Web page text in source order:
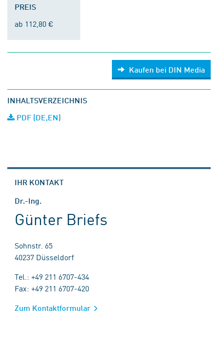
PREIS
ab 112,80 €
Kaufen bei DIN Media
INHALTSVERZEICHNIS
PDF (DE,EN)
IHR KONTAKT
Dr.-Ing.
Günter Briefs
Sohnstr. 65
40237 Düsseldorf
Tel.: +49 211 6707-434
Fax: +49 211 6707-420
Zum Kontaktformular